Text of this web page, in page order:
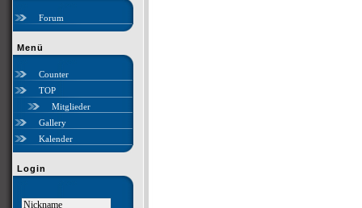
Forum
Menü
Counter
TOP
Mitglieder
Gallery
Kalender
Login